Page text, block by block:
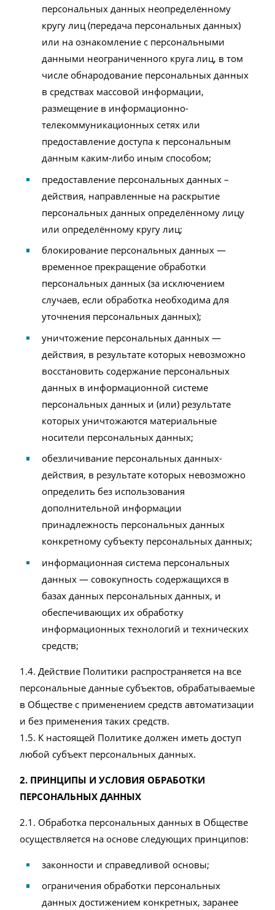
персональных данных неопределённому
кругу лиц (передача персональных данных)
или на ознакомление с персональными
данными неограниченного круга лиц, в том
числе обнародование персональных данных
в средствах массовой информации,
размещение в информационно-
телекоммуникационных сетях или
предоставление доступа к персональным
данным каким-либо иным способом;
предоставление персональных данных –
действия, направленные на раскрытие
персональных данных определённому лицу
или определённому кругу лиц;
блокирование персональных данных —
временное прекращение обработки
персональных данных (за исключением
случаев, если обработка необходима для
уточнения персональных данных);
уничтожение персональных данных —
действия, в результате которых невозможно
восстановить содержание персональных
данных в информационной системе
персональных данных и (или) результате
которых уничтожаются материальные
носители персональных данных;
обезличивание персональных данных-
действия, в результате которых невозможно
определить без использования
дополнительной информации
принадлежность персональных данных
конкретному субъекту персональных данных;
информационная система персональных
данных — совокупность содержащихся в
базах данных персональных данных, и
обеспечивающих их обработку
информационных технологий и технических
средств;
1.4. Действие Политики распространяется на все
персональные данные субъектов, обрабатываемые
в Обществе с применением средств автоматизации
и без применения таких средств.
1.5. К настоящей Политике должен иметь доступ
любой субъект персональных данных.
2. ПРИНЦИПЫ И УСЛОВИЯ ОБРАБОТКИ
ПЕРСОНАЛЬНЫХ ДАННЫХ
2.1. Обработка персональных данных в Обществе
осуществляется на основе следующих принципов:
законности и справедливой основы;
ограничения обработки персональных
данных достижением конкретных, заранее